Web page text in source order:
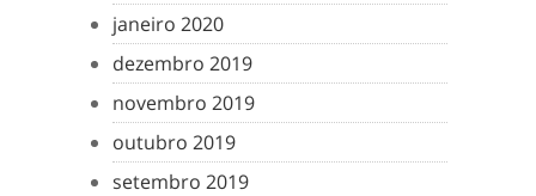
janeiro 2020
dezembro 2019
novembro 2019
outubro 2019
setembro 2019